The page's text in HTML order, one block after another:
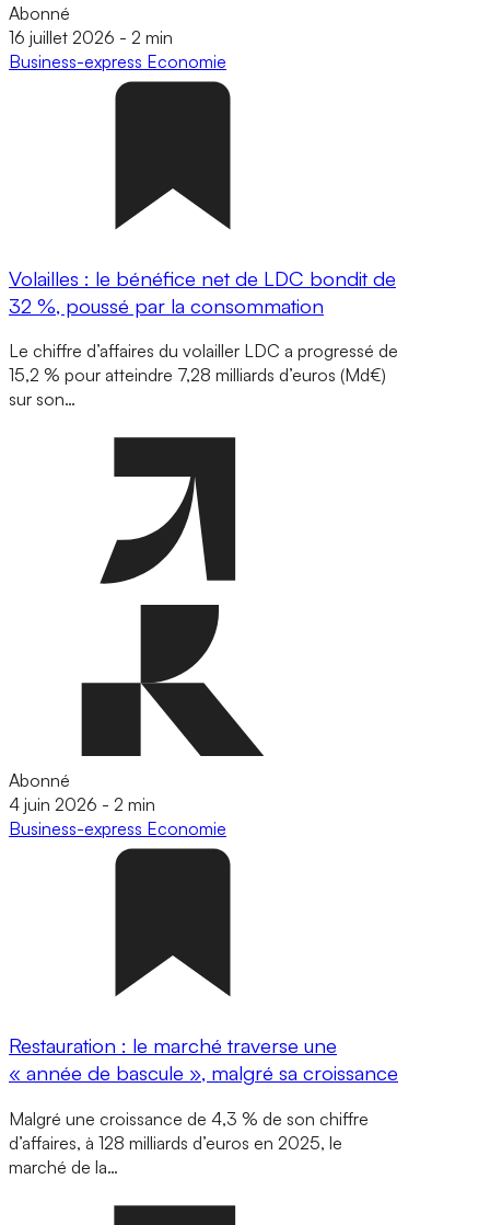
Abonné
16 juillet 2026 - 2 min
Business-express Economie
Volailles : le bénéfice net de LDC bondit de
32 %, poussé par la consommation
Le chiffre d’affaires du volailler LDC a progressé de
15,2 % pour atteindre 7,28 milliards d’euros (Md€)
sur son…
Abonné
4 juin 2026 - 2 min
Business-express Economie
Restauration : le marché traverse une
« année de bascule », malgré sa croissance
Malgré une croissance de 4,3 % de son chiffre
d’affaires, à 128 milliards d’euros en 2025, le
marché de la…